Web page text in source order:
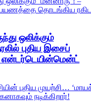
ஒலிக்கும்
புதிய இசைப்